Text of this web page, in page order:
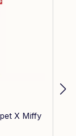
X Miffy